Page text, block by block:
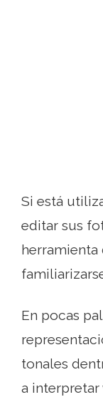
Si está
editar sus
herramienta
En pocas
tonales
a interpretar